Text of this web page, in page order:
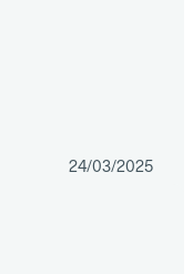
24/03/2025